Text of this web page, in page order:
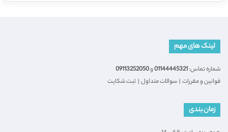
لینک های مهم
شماره تماس:01144445321و09113252050
قوانین و مقررات | سوالات متداول | ثبت شکایت
زمان بندی